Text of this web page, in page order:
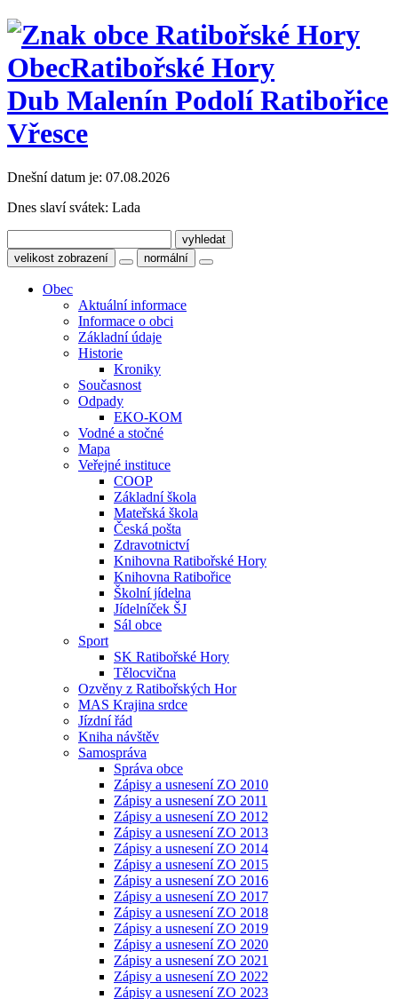
ObecRatibořské Hory
Dub Malenín Podolí Ratibořice
Vřesce
Dnešní datum je: 07.08.2026
Dnes slaví svátek: Lada
velikost zobrazení normální
Obec
Aktuální informace
Informace o obci
Základní údaje
Historie
Kroniky
Současnost
Odpady
EKO-KOM
Vodné a stočné
Mapa
Veřejné instituce
COOP
Základní škola
Mateřská škola
Česká pošta
Zdravotnictví
Knihovna Ratibořské Hory
Knihovna Ratibořice
Školní jídelna
Jídelníček ŠJ
Sál obce
Sport
SK Ratibořské Hory
Tělocvična
Ozvěny z Ratibořských Hor
MAS Krajina srdce
Jízdní řád
Kniha návštěv
Samospráva
Správa obce
Zápisy a usnesení ZO 2010
Zápisy a usnesení ZO 2011
Zápisy a usnesení ZO 2012
Zápisy a usnesení ZO 2013
Zápisy a usnesení ZO 2014
Zápisy a usnesení ZO 2015
Zápisy a usnesení ZO 2016
Zápisy a usnesení ZO 2017
Zápisy a usnesení ZO 2018
Zápisy a usnesení ZO 2019
Zápisy a usnesení ZO 2020
Zápisy a usnesení ZO 2021
Zápisy a usnesení ZO 2022
Zápisy a usnesení ZO 2023